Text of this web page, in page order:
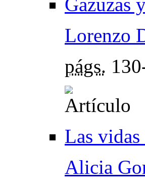
Gazuzas
Lorenzo
págs.
Las
Alicia